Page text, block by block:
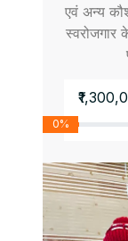
एवं अन्य
0%